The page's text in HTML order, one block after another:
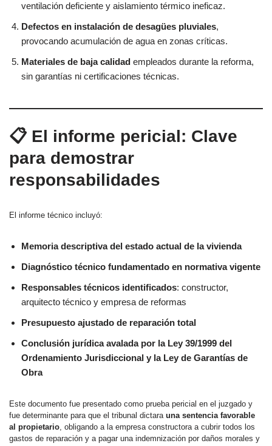
ventilación deficiente y aislamiento térmico ineficaz.
Defectos en instalación de desagües pluviales,
provocando acumulación de agua en zonas críticas.
Materiales de baja calidad empleados durante la reforma,
sin garantías ni certificaciones técnicas.
📋 El informe pericial: Clave
para demostrar
responsabilidades
El informe técnico incluyó:
Memoria descriptiva del estado actual de la vivienda
Diagnóstico técnico fundamentado en normativa vigente
Responsables técnicos identificados: constructor,
arquitecto técnico y empresa de reformas
Presupuesto ajustado de reparación total
Conclusión jurídica avalada por la Ley 39/1999 del
Ordenamiento Jurisdiccional y la Ley de Garantías de
Obra
Este documento fue presentado como prueba pericial en el juzgado y
fue determinante para que el tribunal dictara una sentencia favorable
al propietario, obligando a la empresa constructora a cubrir todos los
gastos de reparación y a pagar una indemnización por daños morales y